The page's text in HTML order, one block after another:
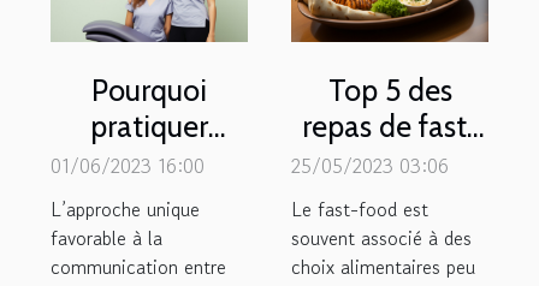
Pourquoi
pratiquer
l’haptonomie
pendant la
grossesse ?
01/06/2023 16:00
L’approche unique
favorable à la
communication entre
Top 5 des
repas de fast-
foods sains les
plus
consommés
25/05/2023 03:06
Le fast-food est
souvent associé à des
choix alimentaires peu